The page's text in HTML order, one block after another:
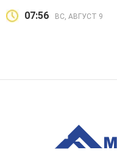
07:56 ВС, АВГУСТ 9